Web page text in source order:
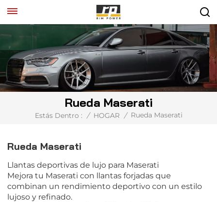
Rueda Maserati
Estás Dentro : / HOGAR / Rueda Maserati
Rueda Maserati
Llantas deportivas de lujo para Maserati
Mejora tu Maserati con llantas forjadas que
combinan un rendimiento deportivo con un estilo
lujoso y refinado.